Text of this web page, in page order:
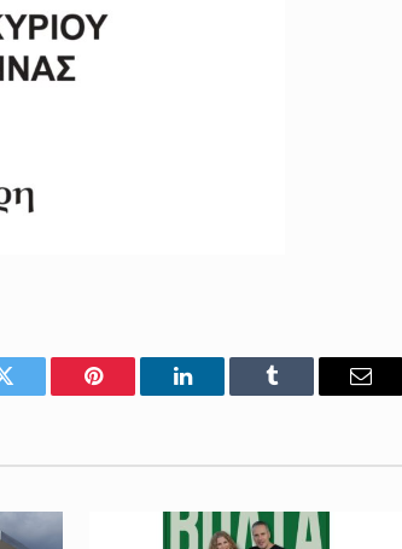
Twitter Pinterest LinkedIn Tumblr